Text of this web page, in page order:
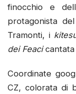
finocchio e
protagonista
Tramonti, i
dei Feacicantata
Coordinate
CZ, colorata di